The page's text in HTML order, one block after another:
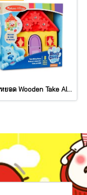
บล๊อกหยอด Wooden Take Along House รุ่น 33017 ยี่ห้อ Melissa & Doug